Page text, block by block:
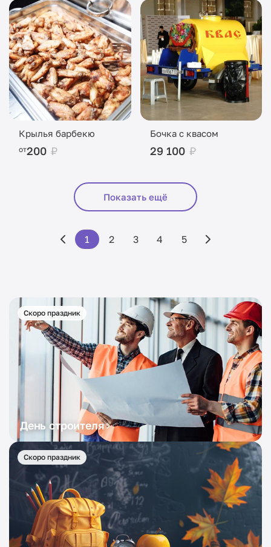
Крылья барбекю
от200 ₽
Бочка с квасом
29 100 ₽
Показать ещё
1 2 3 4 5
Скоро праздник
День строителя
Скоро праздник